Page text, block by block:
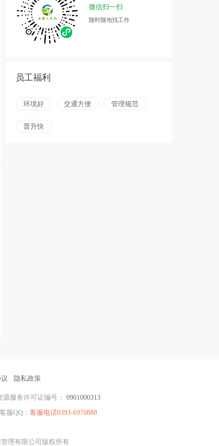
微信扫一扫
随时随地找工作
员工福利
环境好 交通方便 管理规范
晋升快
隐私政策
源服务许可证编号： 0901000313
客服QQ： 客服电话0393-6970888
理有限公司版权所有